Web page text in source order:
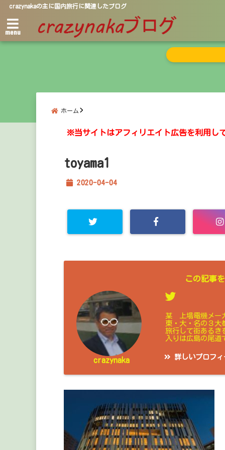
crazynakaの主に国内旅行に関連したブログ
menu
ホーム
※当サイトはアフィリエイト広告を利用し
toyama1
2020-04-04
この記事
crazynaka
某 上場電機メー
東・大・名の３大
旅行して街あるき
入りは広島の尾
詳しいプロフ